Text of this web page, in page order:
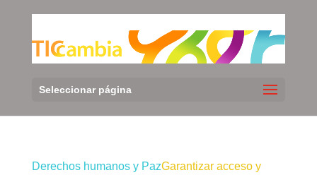
Seleccionar página
Derechos humanos y PazGarantizar acceso y